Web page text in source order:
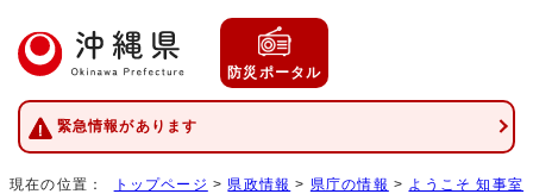
防災ポータル
緊急情報があります
現在の位置： トップページ > 県政情報 > 県庁の情報 > ようこそ 知事室